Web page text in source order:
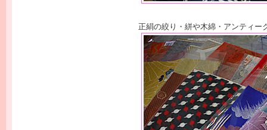
正絹の絞り・絣や木綿・アンティー